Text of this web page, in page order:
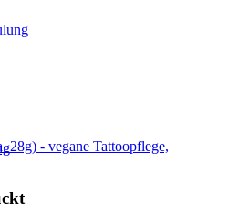
28g) - vegane Tattoopflege,